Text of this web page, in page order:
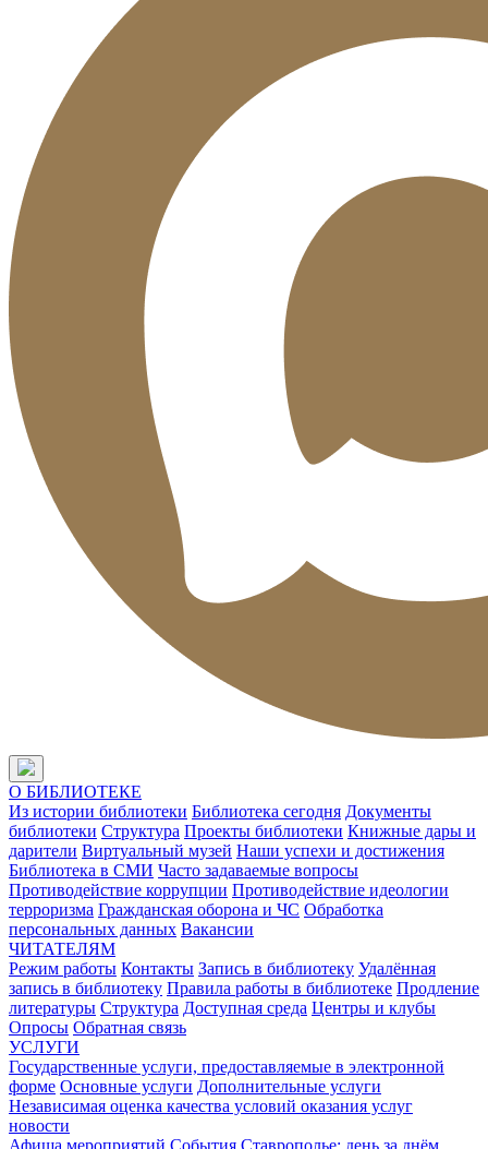
О БИБЛИОТЕКЕ
Из истории библиотеки Библиотека сегодня Документы
библиотеки Структура Проекты библиотеки Книжные дары и
дарители Виртуальный музей Наши успехи и достижения
Библиотека в СМИ Часто задаваемые вопросы
Противодействие коррупции Противодействие идеологии
терроризма Гражданская оборона и ЧС Обработка
персональных данных Вакансии
ЧИТАТЕЛЯМ
Режим работы Контакты Запись в библиотеку Удалённая
запись в библиотеку Правила работы в библиотеке Продление
литературы Структура Доступная среда Центры и клубы
Опросы Обратная связь
УСЛУГИ
Государственные услуги, предоставляемые в электронной
форме Основные услуги Дополнительные услуги
Независимая оценка качества условий оказания услуг
новости
Афиша мероприятий События Ставрополье: день за днём